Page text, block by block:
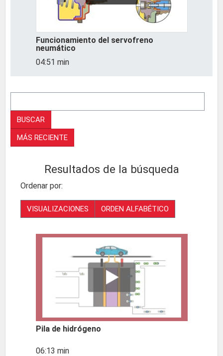
Funcionamiento del servofreno
neumático
04:51 min
BUSCAR
MÁS RECIENTE
Resultados de la búsqueda
Ordenar por:
VISUALIZACIONES ORDEN ALFABÉTICO
Pila de hidrógeno
06:13 min